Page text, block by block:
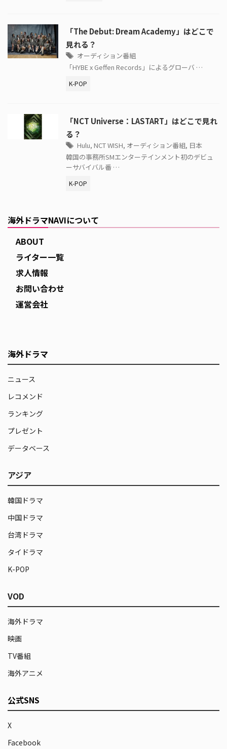
「The Debut: Dream Academy」はどこで
見れる？
オーディション番組
「HYBE x Geffen Records」によるグローバ …
K-POP
「NCT Universe：LASTART」はどこで見れ
る？
Hulu, NCT WISH, オーディション番組, 日本
韓国の事務所SMエンターテインメント初のデビュ
ーサバイバル番 …
K-POP
海外ドラマNAVIについて
ABOUT
ライター一覧
求人情報
お問い合わせ
運営会社
海外ドラマ
ニュース
レコメンド
ランキング
プレゼント
データベース
アジア
韓国ドラマ
中国ドラマ
台湾ドラマ
タイドラマ
K-POP
VOD
海外ドラマ
映画
TV番組
海外アニメ
公式SNS
X
Facebook